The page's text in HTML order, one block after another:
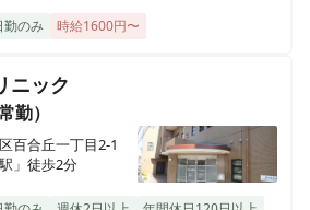
95％超◎｜医師に同行する訪問診
）
3回｜有給取得率95％超◎｜働き
のケアミックス病院
勤のみ 時給1600円〜
ニック
勤）
百合丘一丁目2-1
」徒歩2分